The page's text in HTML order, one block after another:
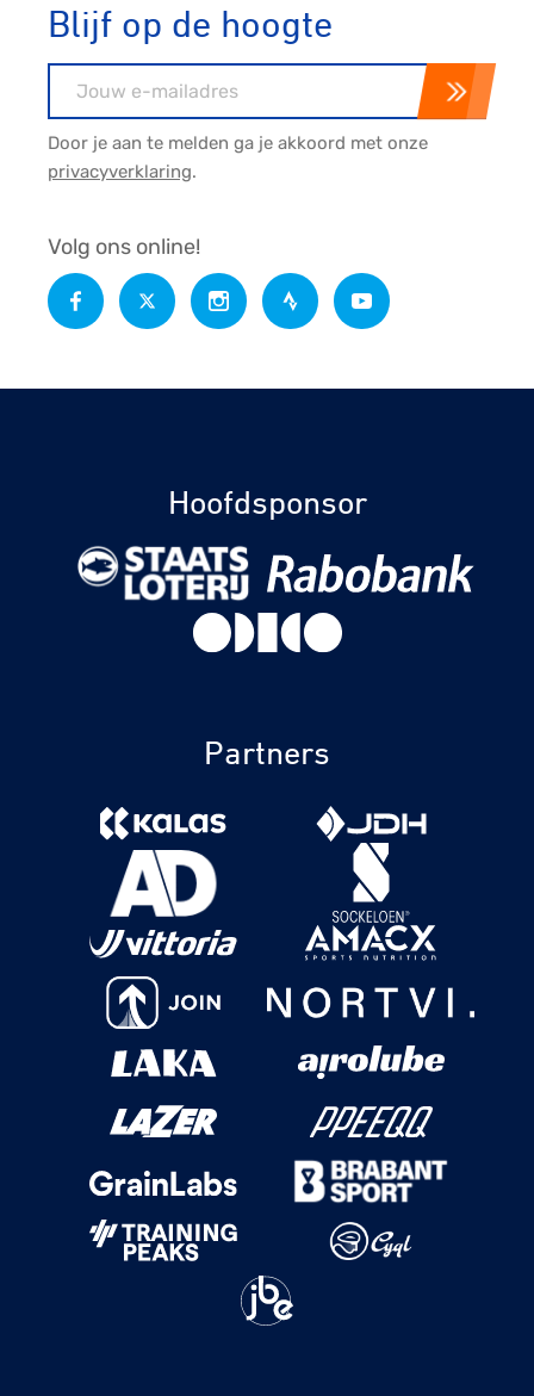
Blijf op de hoogte
Door je aan te melden ga je akkoord met onze
privacyverklaring.
Volg ons online!
Hoofdsponsor
Partners